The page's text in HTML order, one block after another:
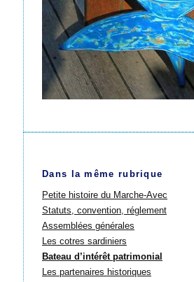
Dans la même rubrique
Petite histoire du Marche-Avec
Statuts, convention, réglement
Assemblées générales
Les cotres sardiniers
Bateau d’intérêt patrimonial
Les partenaires historiques